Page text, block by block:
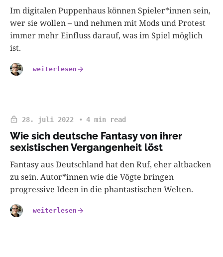
Im digitalen Puppenhaus können Spieler*innen sein,
wer sie wollen – und nehmen mit Mods und Protest
immer mehr Einfluss darauf, was im Spiel möglich
ist.
weiterlesen
28. juli 2022 4 min read
Wie sich deutsche Fantasy von ihrer
sexistischen Vergangenheit löst
Fantasy aus Deutschland hat den Ruf, eher altbacken
zu sein. Autor*innen wie die Vögte bringen
progressive Ideen in die phantastischen Welten.
weiterlesen